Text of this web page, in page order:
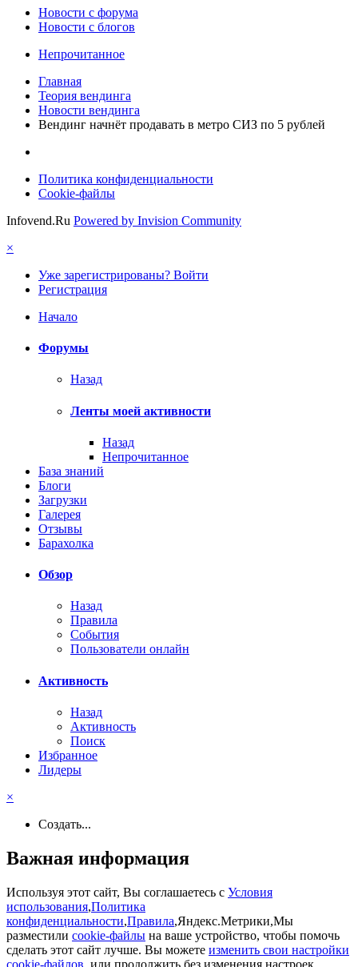
Новости c форума
Новости с блогов
Непрочитанное
Главная
Теория вендинга
Новости вендинга
Вендинг начнёт продавать в метро СИЗ по 5 рублей
Политика конфиденциальности
Cookie-файлы
Infovend.Ru Powered by Invision Community
×
Уже зарегистрированы? Войти
Регистрация
Начало
Форумы
Назад
Ленты моей активности
Назад
Непрочитанное
База знаний
Блоги
Загрузки
Галерея
Отзывы
Барахолка
Обзор
Назад
Правила
События
Пользователи онлайн
Активность
Назад
Активность
Поиск
Избранное
Лидеры
×
Создать...
Важная информация
Используя этот сайт, Вы соглашаетесь с Условия
использования,Политика
конфиденциальности,Правила,Яндекс.Метрики,Мы
разместили cookie-файлы на ваше устройство, чтобы помочь
сделать этот сайт лучше. Вы можете изменить свои настройки
cookie-файлов , или продолжить без изменения настроек..